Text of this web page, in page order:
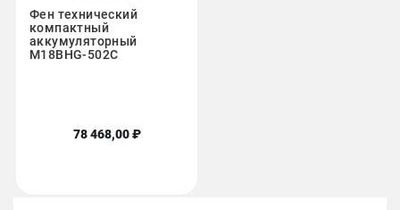
Фен технический
компактный
аккумуляторный
M18BHG-502C
78 468,00 ₽